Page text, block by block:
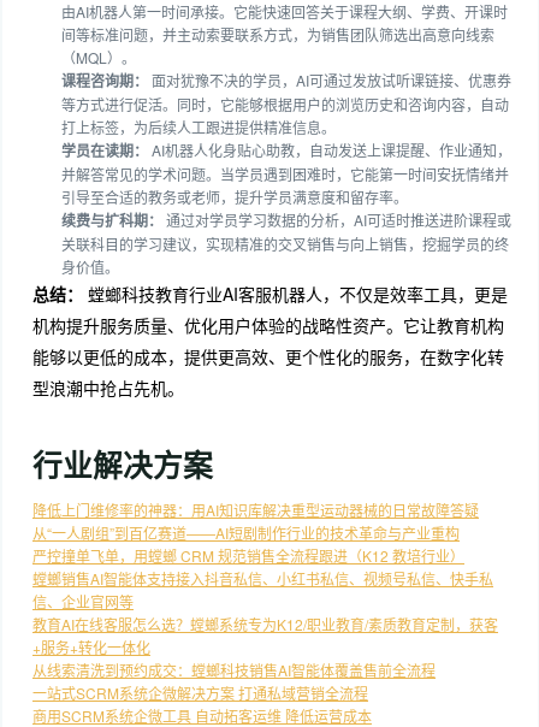
由AI机器人第一时间承接。它能快速回答关于课程大纲、学费、开课时
间等标准问题，并主动索要联系方式，为销售团队筛选出高意向线索
（MQL）。
课程咨询期： 面对犹豫不决的学员，AI可通过发放试听课链接、优惠券
等方式进行促活。同时，它能够根据用户的浏览历史和咨询内容，自动
打上标签，为后续人工跟进提供精准信息。
学员在读期： AI机器人化身贴心助教，自动发送上课提醒、作业通知，
并解答常见的学术问题。当学员遇到困难时，它能第一时间安抚情绪并
引导至合适的教务或老师，提升学员满意度和留存率。
续费与扩科期： 通过对学员学习数据的分析，AI可适时推送进阶课程或
关联科目的学习建议，实现精准的交叉销售与向上销售，挖掘学员的终
身价值。
总结：
螳螂科技教育行业AI客服机器人，不仅是效率工具，更是
机构提升服务质量、优化用户体验的战略性资产。它让教育机构
能够以更低的成本，提供更高效、更个性化的服务，在数字化转
型浪潮中抢占先机。
行业解决方案
降低上门维修率的神器：用AI知识库解决重型运动器械的日常故障答疑
从“一人剧组”到百亿赛道——AI短剧制作行业的技术革命与产业重构
严控撞单飞单，用螳螂 CRM 规范销售全流程跟进（K12 教培行业）
螳螂销售AI智能体支持接入抖音私信、小红书私信、视频号私信、快手私
信、企业官网等
教育AI在线客服怎么选？螳螂系统专为K12/职业教育/素质教育定制，获客
+服务+转化一体化
从线索清洗到预约成交：螳螂科技销售AI智能体覆盖售前全流程
一站式SCRM系统企微解决方案 打通私域营销全流程
商用SCRM系统企微工具 自动拓客运维 降低运营成本